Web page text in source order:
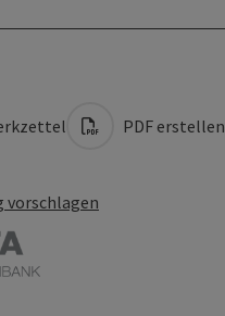
PDF erstellen
vorschlagen